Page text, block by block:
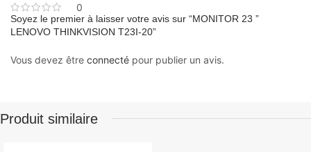
0
Soyez le premier à laisser votre avis sur “MONITOR 23 ”
LENOVO THINKVISION T23I-20”
Vous devez être connecté pour publier un avis.
Produit similaire